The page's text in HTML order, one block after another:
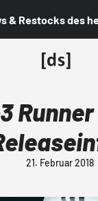
& Restocks des
21. Februar 2018